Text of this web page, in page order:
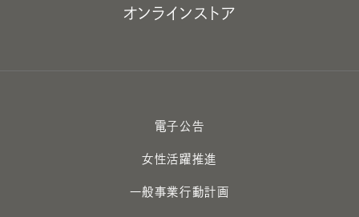
オンラインストア
電子公告
女性活躍推進
一般事業行動計画